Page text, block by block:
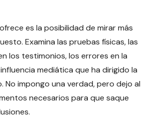
es la posibilidad de mirar más
Examina las pruebas físicas, las
los testimonios, los errores en la
mediática que ha dirigido la
No impongo una verdad, pero dejo al
necesarios para que saque